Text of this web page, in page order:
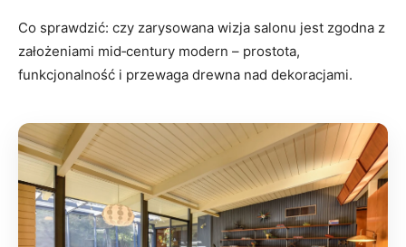
Co sprawdzić: czy zarysowana wizja salonu jest zgodna z
założeniami mid‑century modern – prostota,
funkcjonalność i przewaga drewna nad dekoracjami.